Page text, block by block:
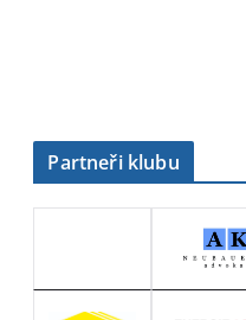
Partneři klubu